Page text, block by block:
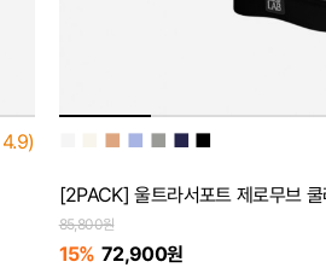
4.9) ■ ■ ■ ■ ■
[2PACK] 울트라서포트 제로무브
85,800원
15% 72,900원